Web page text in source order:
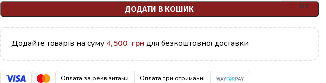
ДОДАТИ В КОШИК 62
Додайте товарів на суму 4,500 грн для безкоштовної доставки
Оплата за реквізитами Оплата при отриманні